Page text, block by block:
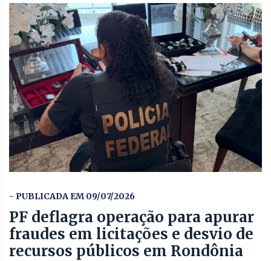
- PUBLICADA EM 09/07/2026
PF deflagra operação para apurar
fraudes em licitações e desvio de
recursos públicos em Rondônia